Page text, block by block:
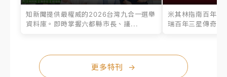
知新聞提供最權威的2026台灣九合一選舉
資料庫。即時掌握六都縣市長、議...
米其林指南百年之
瑞百年三星傳奇、
更多特刊 →